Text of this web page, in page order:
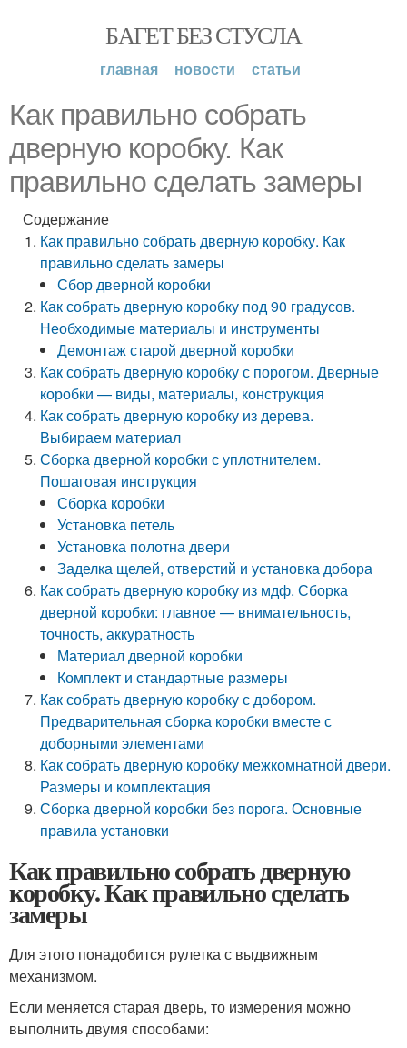
БАГЕТ БЕЗ СТУСЛА
главная новости статьи
Как правильно собрать
дверную коробку. Как
правильно сделать замеры
Содержание
Как правильно собрать дверную коробку. Как
правильно сделать замеры
Сбор дверной коробки
Как собрать дверную коробку под 90 градусов.
Необходимые материалы и инструменты
Демонтаж старой дверной коробки
Как собрать дверную коробку с порогом. Дверные
коробки — виды, материалы, конструкция
Как собрать дверную коробку из дерева.
Выбираем материал
Сборка дверной коробки с уплотнителем.
Пошаговая инструкция
Сборка коробки
Установка петель
Установка полотна двери
Заделка щелей, отверстий и установка добора
Как собрать дверную коробку из мдф. Сборка
дверной коробки: главное — внимательность,
точность, аккуратность
Материал дверной коробки
Комплект и стандартные размеры
Как собрать дверную коробку с добором.
Предварительная сборка коробки вместе с
доборными элементами
Как собрать дверную коробку межкомнатной двери.
Размеры и комплектация
Сборка дверной коробки без порога. Основные
правила установки
Как правильно собрать дверную
коробку. Как правильно сделать
замеры
Для этого понадобится рулетка с выдвижным
механизмом.
Если меняется старая дверь, то измерения можно
выполнить двумя способами: